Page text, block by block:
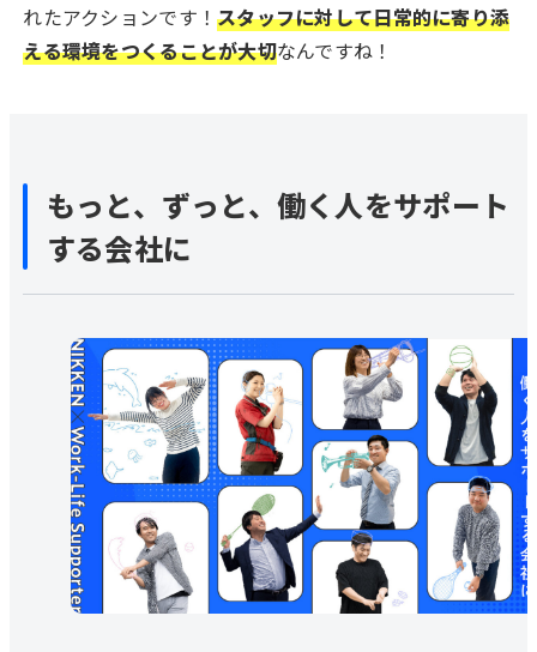
れたアクションです！スタッフに対して日常的に寄り添
える環境をつくることが大切なんですね！
もっと、ずっと、働く人をサポート
する会社に